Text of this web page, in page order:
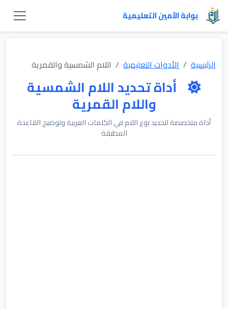
بوابة الأمين التعليمية
الرئيسية الأدوات التعليمية اللام الشمسية والقمرية
أداة تحديد اللام الشمسية
واللام القمرية
أداة متخصصة لتحديد نوع اللام في الكلمات العربية وتوضيح القاعدة
المطبقة